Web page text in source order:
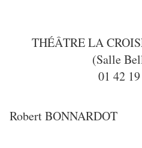
THÉÂTRE LA
(Salle
01 42
Robert BONNARDOT